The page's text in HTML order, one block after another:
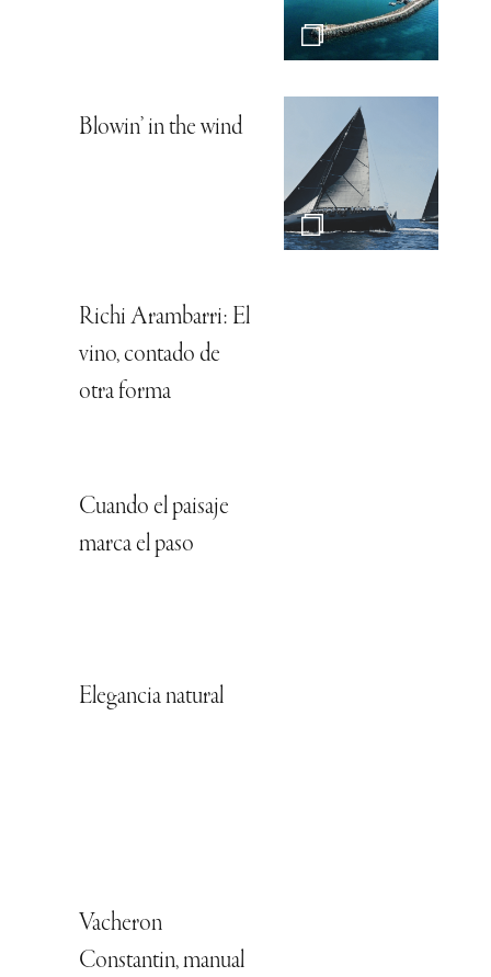
Blowin’ in the wind
Richi Arambarri: El
vino, contado de
otra forma
Cuando el paisaje
marca el paso
Elegancia natural
Vacheron
Constantin, manual